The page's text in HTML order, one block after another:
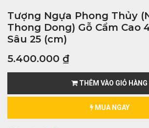
Tượng Ngựa Phong Thủy
Thong Dong) Gỗ Cẩm Cao
Sâu 25 (cm)
5.400.000 ₫
THÊM VÀO GIỎ HÀNG
MUA NGAY